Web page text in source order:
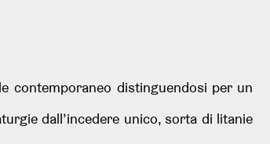
contemporaneo distinguendosi per un
dall’incedere unico, sorta di litanie